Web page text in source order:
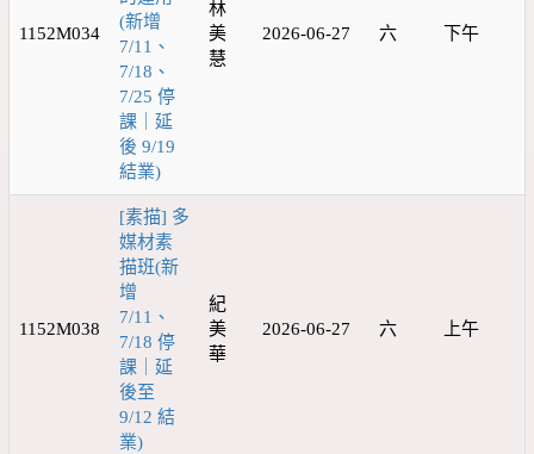
1152M034
(新增
7/11、
7/18、
7/25 停
課｜延
後 9/19
結業)
林
美
慧
2026-06-27 六 下午
1152M038
[素描] 多
媒材素
描班(新
增
7/11、
7/18 停
課｜延
後至
9/12 結
業)
紀
美
華
2026-06-27 六 上午